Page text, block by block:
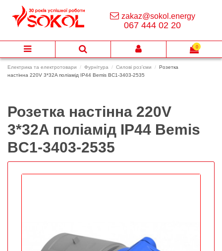
Електрика та електротовари Фурнітура Силові роз'єми
Розетка
настінна 220V 3*32A поліамід IP44 Bemis BC1-3403-2535
Розетка настінна 220V
3*32A поліамід IP44 Bemis
BC1-3403-2535
zakaz@sokol.energy
067 444 02 20
0